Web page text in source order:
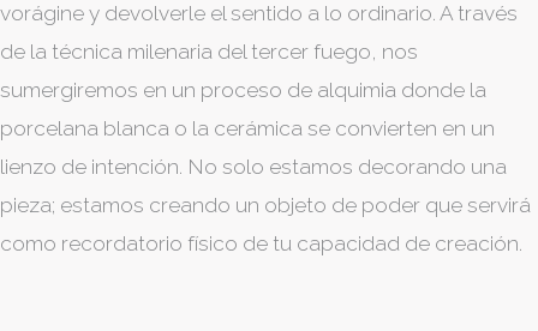
vorágine y devolverle el sentido a lo ordinario. A través
de la técnica milenaria del tercer fuego, nos
sumergiremos en un proceso de alquimia donde la
porcelana blanca o la cerámica se convierten en un
lienzo de intención. No solo estamos decorando una
pieza; estamos creando un objeto de poder que servirá
como recordatorio físico de tu capacidad de creación.